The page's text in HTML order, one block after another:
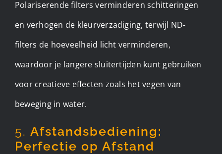
Polariserende filters verminderen schitteringen
en verhogen de kleurverzadiging, terwijl ND-
filters de hoeveelheid licht verminderen,
waardoor je langere sluitertijden kunt gebruiken
voor creatieve effecten zoals het vegen van
beweging in water.
5. Afstandsbediening:
Perfectie op Afstand